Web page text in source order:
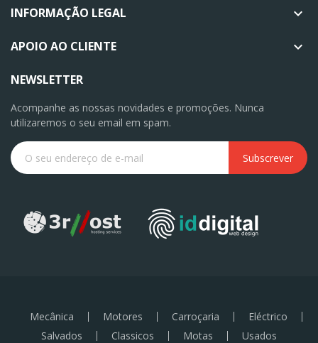
INFORMAÇÃO LEGAL 
APOIO AO CLIENTE 
NEWSLETTER
Acompanhe as nossas novidades e promoções. Nunca
utilizaremos o seu email em spam.
Subscrever
Mecânica Motores Carroçaria
Eléctrico
Salvados
Classicos Motas Usados